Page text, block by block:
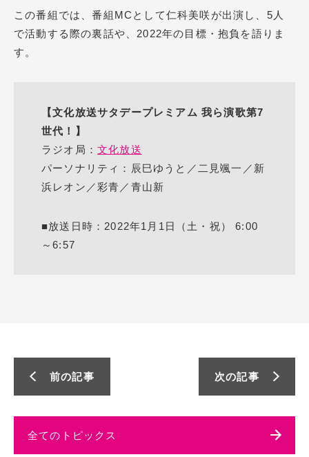
この番組では、番組MCとして仁科美咲が出演し、5人
で活動する際の裏話や、2022年の目標・抱負を語りま
す。
【文化放送サタデープレミアム 我ら演歌第7
世代！】
ラジオ局： 文化放送
パーソナリティ：辰巳ゆうと／二見颯一／新
浜レオン／彩青／青山新
■放送日時：2022年1月1日（土・祝） 6:00
～6:57
前の記事 次の記事
全てのトピックス